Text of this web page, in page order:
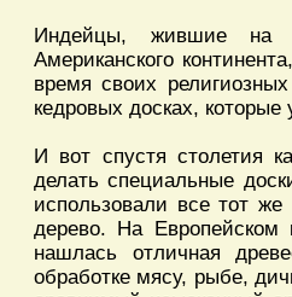
Индейцы, жившие на
Американского
время своих
кедровых досках,
И вот спустя столетия
делать специальные
использовали все тот же
дерево. На
нашлась отличная
обработке мясу, рыбе,